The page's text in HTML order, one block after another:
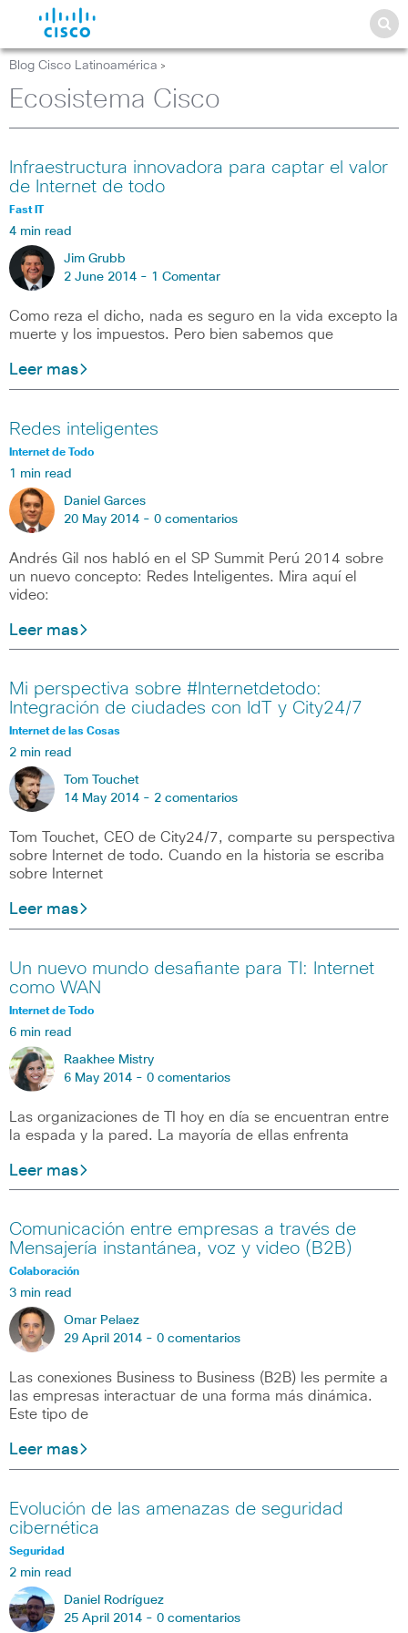
Blog Cisco Latinoamérica >
Ecosistema Cisco
Infraestructura innovadora para captar el valor
de Internet de todo
Fast IT
4 min read
Jim Grubb
2 June 2014 - 1 Comentar
Como reza el dicho, nada es seguro en la vida excepto la
muerte y los impuestos. Pero bien sabemos que
Leer mas
Redes inteligentes
Internet de Todo
1 min read
Daniel Garces
20 May 2014 - 0 comentarios
Andrés Gil nos habló en el SP Summit Perú 2014 sobre
un nuevo concepto: Redes Inteligentes. Mira aquí el
video:
Leer mas
Mi perspectiva sobre #Internetdetodo:
Integración de ciudades con IdT y City24/7
Internet de las Cosas
2 min read
Tom Touchet
14 May 2014 - 2 comentarios
Tom Touchet, CEO de City24/7, comparte su perspectiva
sobre Internet de todo. Cuando en la historia se escriba
sobre Internet
Leer mas
Un nuevo mundo desafiante para TI: Internet
como WAN
Internet de Todo
6 min read
Raakhee Mistry
6 May 2014 - 0 comentarios
Las organizaciones de TI hoy en día se encuentran entre
la espada y la pared. La mayoría de ellas enfrenta
Leer mas
Comunicación entre empresas a través de
Mensajería instantánea, voz y video (B2B)
Colaboración
3 min read
Omar Pelaez
29 April 2014 - 0 comentarios
Las conexiones Business to Business (B2B) les permite a
las empresas interactuar de una forma más dinámica.
Este tipo de
Leer mas
Evolución de las amenazas de seguridad
cibernética
Seguridad
2 min read
Daniel Rodríguez
25 April 2014 - 0 comentarios